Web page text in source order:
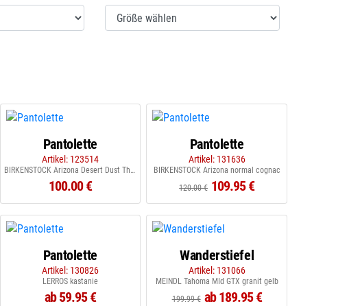
Pantolette
Artikel: 123514
BIRKENSTOCK Arizona Desert Dust Thyme
100.00 €
Pantolette
Artikel: 131636
BIRKENSTOCK Arizona normal cognac
120.00 € 109.95 €
Pantolette
Artikel: 130826
LERROS kastanie
ab 59.95 €
Wanderstiefel
Artikel: 131066
MEINDL Tahoma MId GTX granit gelb
199.99 € ab 189.95 €